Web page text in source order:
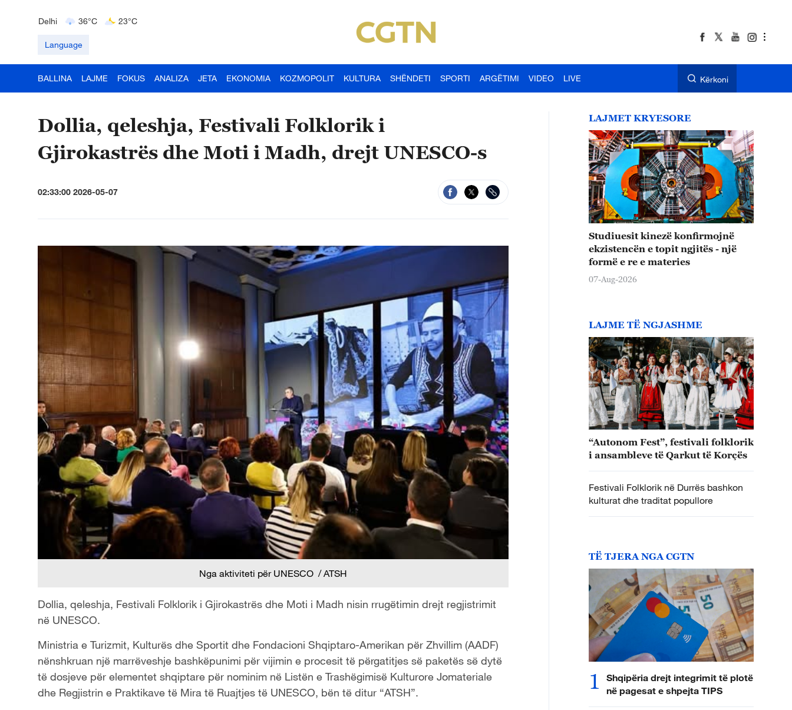
Hyderabad
42°C
Language
BALLINA LAJME FOKUS ANALIZA JETA EKONOMIA KOZMOPOLIT KULTURA SHËNDETI SPORTI ARGËTIMI VIDEO LIVE Kërkoni
Dollia, qeleshja, Festivali Folklorik i
Gjirokastrës dhe Moti i Madh, drejt UNESCO-s
02:33:00 2026-05-07
Nga aktiviteti për UNESCO / ATSH
Dollia, qeleshja, Festivali Folklorik i Gjirokastrës dhe Moti i Madh nisin rrugëtimin drejt regjistrimit
në UNESCO.
Ministria e Turizmit, Kulturës dhe Sportit dhe Fondacioni Shqiptaro-Amerikan për Zhvillim (AADF)
nënshkruan një marrëveshje bashkëpunimi për vijimin e procesit të përgatitjes së paketës së dytë
të dosjeve për elementet shqiptare për nominim në Listën e Trashëgimisë Kulturore Jomateriale
dhe Regjistrin e Praktikave të Mira të Ruajtjes të UNESCO, bën të ditur “ATSH”.
LAJMET KRYESORE
Studiuesit kinezë konfirmojnë
ekzistencën e topit ngjitës - një
formë e re e materies
07-Aug-2026
LAJME TË NGJASHME
“Autonom Fest”, festivali folklorik
i ansambleve të Qarkut të Korçës
Festivali Folklorik në Durrës bashkon
kulturat dhe traditat popullore
TË TJERA NGA CGTN
1
Shqipëria drejt integrimit të plotë
në pagesat e shpejta TIPS